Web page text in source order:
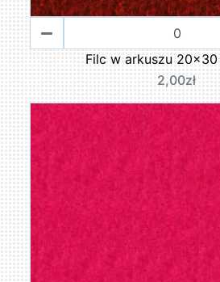
Filc w arkuszu
2,00zł